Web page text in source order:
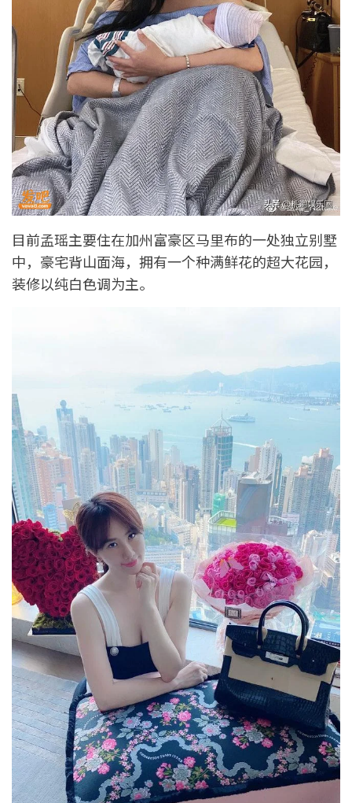
目前孟瑶主要住在加州富豪区马里布的一处独立别墅
中，豪宅背山面海，拥有一个种满鲜花的超大花园，
装修以纯白色调为主。